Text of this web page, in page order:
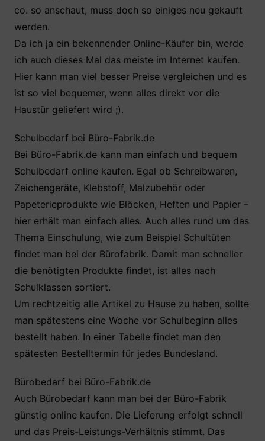
co. so anschaut, muss doch so einiges neu gekauft
werden.
Da ich ja ein bekennender Online-Käufer bin, werde
ich auch dieses Mal das meiste im Internet kaufen.
Hier kann man viel besser Preise vergleichen und es
ist so viel bequemer, wenn alles direkt vor die
Haustür geliefert wird ;).
Schulbedarf bei Büro-Fabrik.de
Bei Büro-Fabrik.de kann man einfach und bequem
Schulbedarf online kaufen. Egal ob Schreibwaren,
Zeichengeräte, Klebstoff, Malzubehör oder
Papeterieprodukte wie Blöcken, Heften und Papier –
hier erhält man einfach alles. Auch alles rund um das
Thema Einschulung, wie zum Beispiel Schultüten
findet man bei der Bürofabrik. Damit man schneller
die benötigten Produkte findet, ist alles nach
Schulklassen sortiert.
Um rechtzeitig alle Artikel zu Hause zu haben, sollte
man spätestens eine Woche vor Schulbeginn alles
bestellt haben. In einer Tabelle findet man den
spätesten Bestelltermin für jedes Bundesland.
Bürobedarf bei Büro-Fabrik.de
Auch Bürobedarf kann man bei der Büro-Fabrik
günstig online kaufen. Die Lieferung erfolgt schnell
und das Preis-Leistungs-Verhältnis stimmt. Das